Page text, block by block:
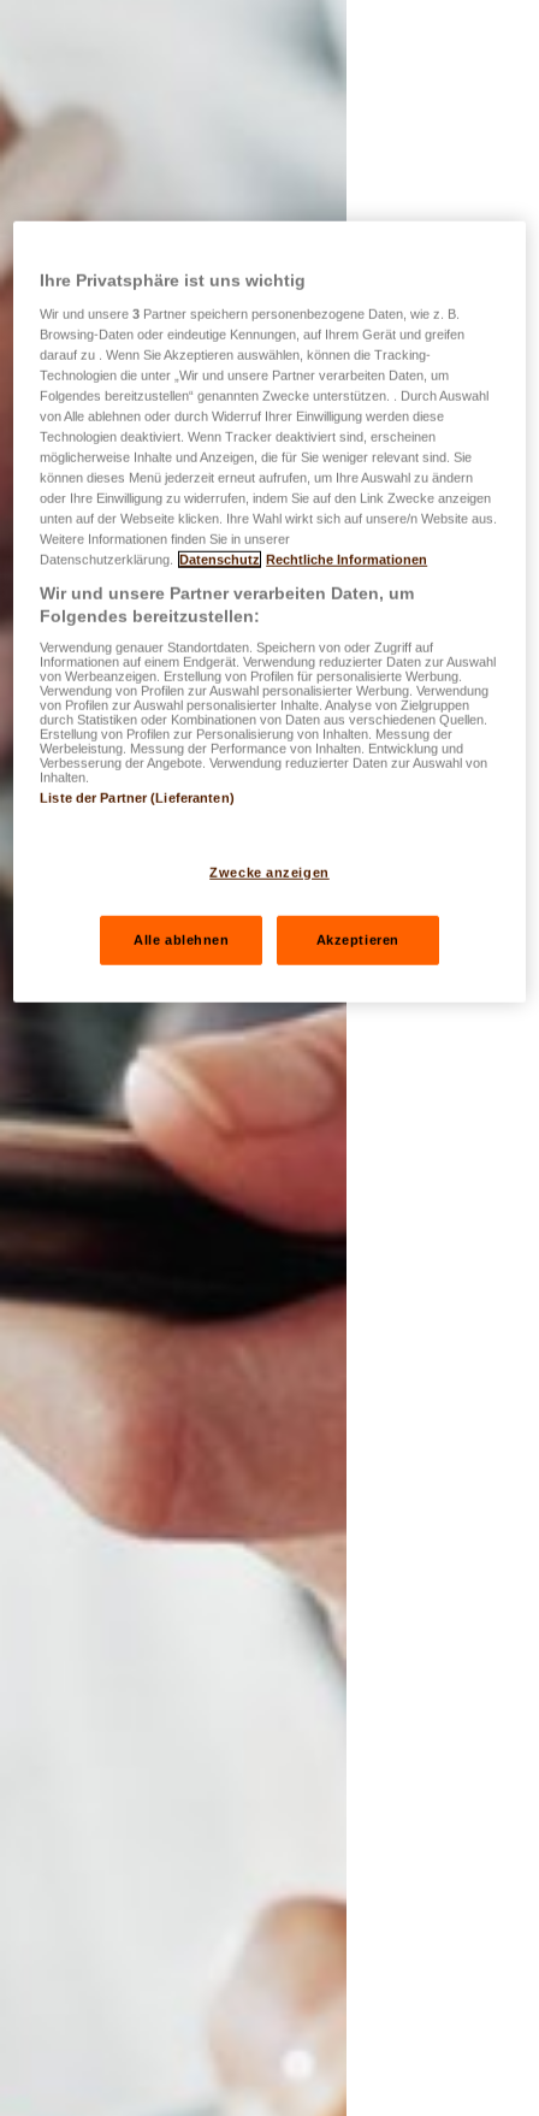
Ihre Privatsphäre ist uns wichtig
Wir und unsere3 Partner speichern personenbezogene Daten, wie z. B.
Browsing-Daten oder eindeutige Kennungen, auf Ihrem Gerät und greifen
darauf zu . Wenn Sie Akzeptieren auswählen, können die Tracking-
Technologien die unter „Wir und unsere Partner verarbeiten Daten, um
Folgendes bereitzustellen“ genannten Zwecke unterstützen. . Durch Auswahl
von Alle ablehnen oder durch Widerruf Ihrer Einwilligung werden diese
Technologien deaktiviert. Wenn Tracker deaktiviert sind, erscheinen
möglicherweise Inhalte und Anzeigen, die für Sie weniger relevant sind. Sie
können dieses Menü jederzeit erneut aufrufen, um Ihre Auswahl zu ändern
oder Ihre Einwilligung zu widerrufen, indem Sie auf den Link Zwecke anzeigen
unten auf der Webseite klicken. Ihre Wahl wirkt sich auf unsere/n Website aus.
Weitere Informationen finden Sie in unserer
Datenschutzerklärung. Datenschutz Rechtliche Informationen
Wir und unsere Partner verarbeiten Daten, um
Folgendes bereitzustellen:
Verwendung genauer Standortdaten. Speichern von oder Zugriff auf
Informationen auf einem Endgerät. Verwendung reduzierter Daten zur Auswahl
von Werbeanzeigen. Erstellung von Profilen für personalisierte Werbung.
Verwendung von Profilen zur Auswahl personalisierter Werbung. Verwendung
von Profilen zur Auswahl personalisierter Inhalte. Analyse von Zielgruppen
durch Statistiken oder Kombinationen von Daten aus verschiedenen Quellen.
Erstellung von Profilen zur Personalisierung von Inhalten. Messung der
Werbeleistung. Messung der Performance von Inhalten. Entwicklung und
Verbesserung der Angebote. Verwendung reduzierter Daten zur Auswahl von
Inhalten.
Liste der Partner (Lieferanten)
Zwecke anzeigen
Alle ablehnen Akzeptieren